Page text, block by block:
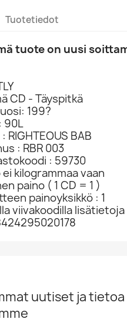
Tuotetiedot
tuote on uusi
CD - Täyspitkä
199?
90L
BAB
: RBR 003
: 59730
kilogrammaa vaan
paino ( 1 CD = 1 )
painoyksikkö : 1
viivakoodilla lisätietoja
uutiset ja tietoa